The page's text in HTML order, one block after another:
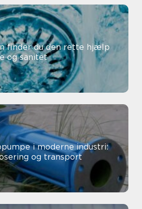
og sanitet
i moderne industri:
og transport